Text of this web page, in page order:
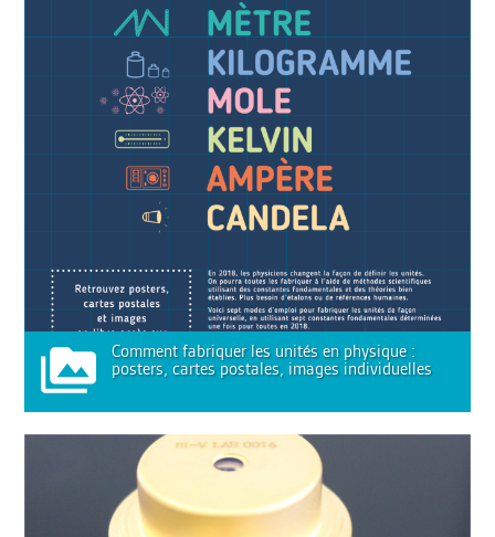
Comment fabriquer les unités en physique :
posters, cartes postales, images individuelles